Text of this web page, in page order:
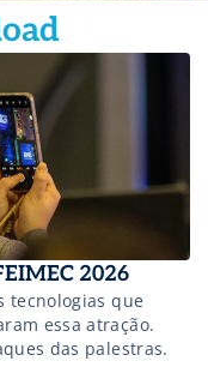
2026
tecnologias que
essa atração.
das palestras.